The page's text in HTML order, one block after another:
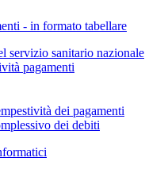
- in formato tabellare
servizio sanitario nazionale
pagamenti
dei pagamenti
dei debiti